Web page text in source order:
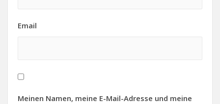
Email
Meinen Namen, meine E-Mail-Adresse und meine